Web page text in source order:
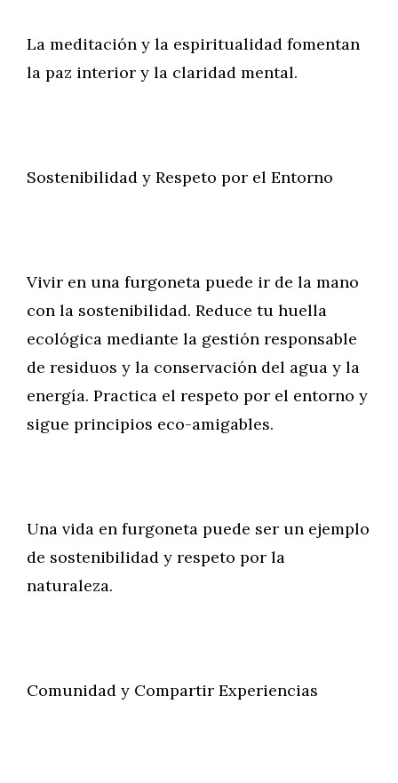
La meditación y la espiritualidad fomentan
la paz interior y la claridad mental.
Sostenibilidad y Respeto por el Entorno
Vivir en una furgoneta puede ir de la mano
con la sostenibilidad. Reduce tu huella
ecológica mediante la gestión responsable
de residuos y la conservación del agua y la
energía. Practica el respeto por el entorno y
sigue principios eco-amigables.
Una vida en furgoneta puede ser un ejemplo
de sostenibilidad y respeto por la
naturaleza.
Comunidad y Compartir Experiencias